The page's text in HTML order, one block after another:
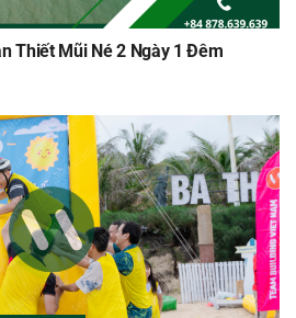
Thiết Mũi Né 2 Ngày 1 Đêm